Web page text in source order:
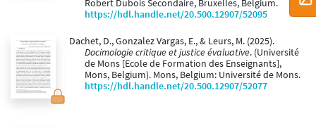
Robert Dubois Secondaire, Bruxelles, Belgium.
https://hdl.handle.net/20.500.12907/52095
Dachet, D., Gonzalez Vargas, E., & Leurs, M. (2025).
Docimologie critique et justice évaluative. (Université
de Mons [Ecole de Formation des Enseignants],
Mons, Belgium). Mons, Belgium: Université de Mons.
https://hdl.handle.net/20.500.12907/52077